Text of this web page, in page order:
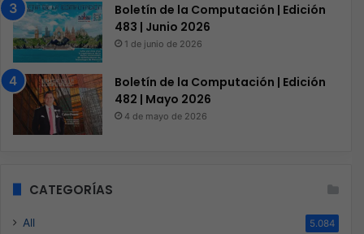
Boletín de la Computación | Edición
483 | Junio 2026
1 de junio de 2026
Boletín de la Computación | Edición
482 | Mayo 2026
4 de mayo de 2026
CATEGORÍAS
All 5.084